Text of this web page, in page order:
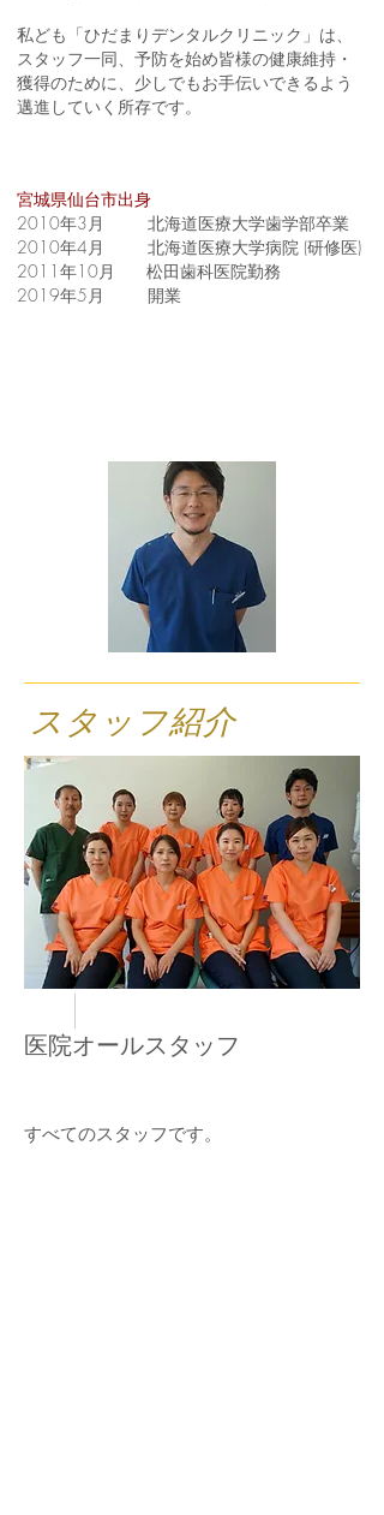
私ども「ひだまりデンタルクリニック」は、
スタッフ一同、予防を始め皆様の健康維持・
獲得のために、少しでもお手伝いできるよう
邁進していく所存です。
宮城県仙台市出身
2010年3月 北海道医療大学歯学部卒業
2010年4月 北海道医療大学病院 (研修医)
2011年10月 松田歯科医院勤務
2019年5月 開業​
スタッフ紹介
医院オールスタッフ
すべてのスタッフです。